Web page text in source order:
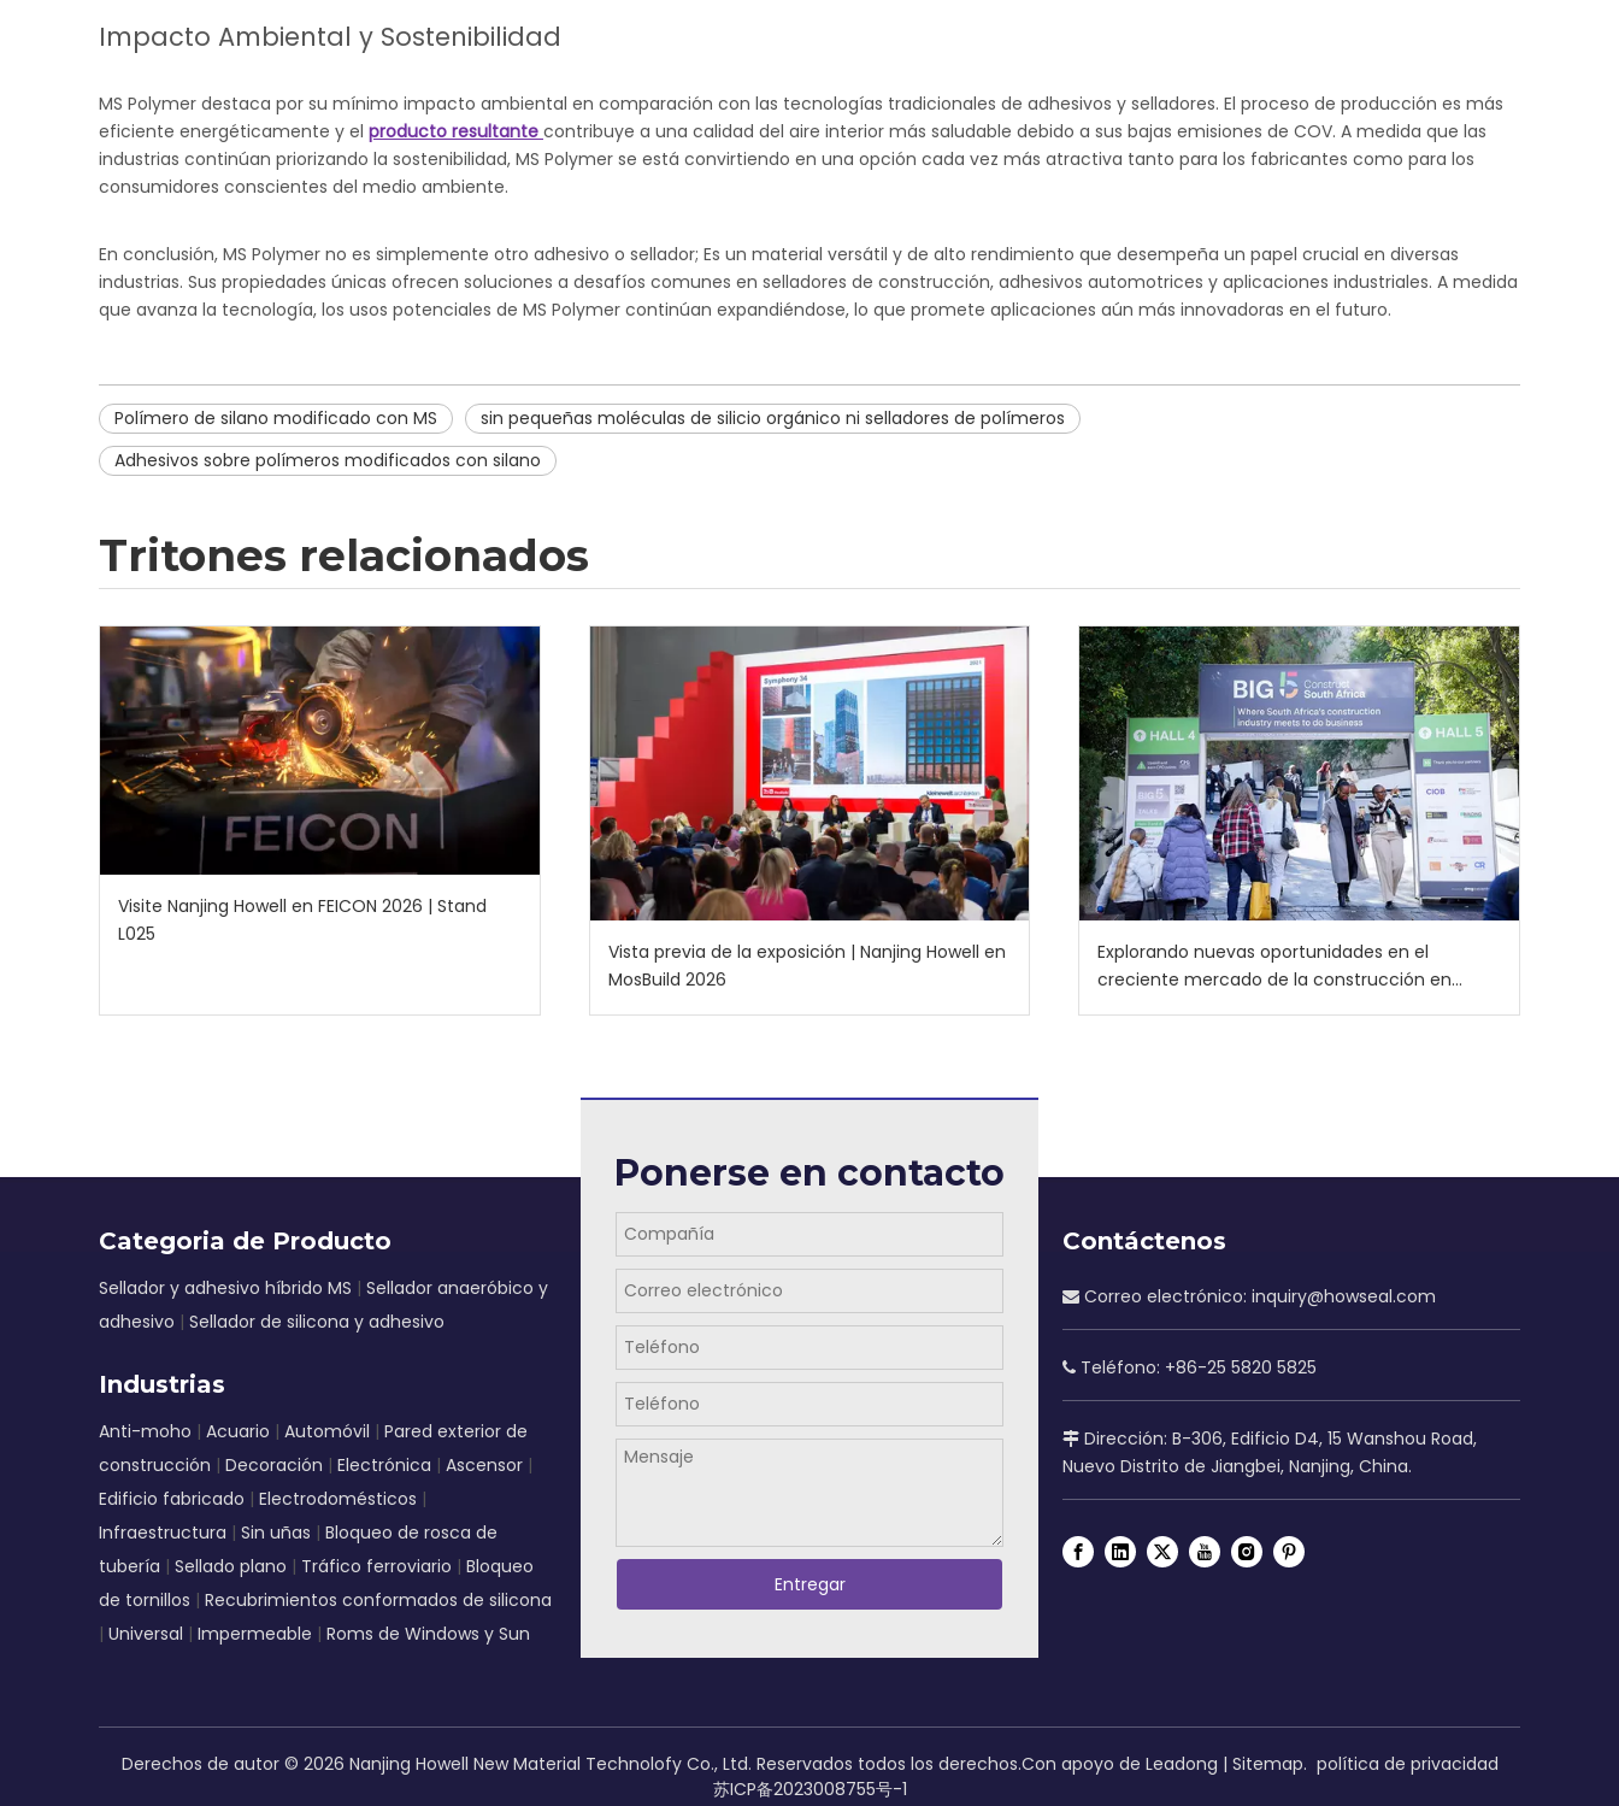
Impacto Ambiental y Sostenibilidad
MS Polymer destaca por su mínimo impacto ambiental en comparación con las tecnologías tradicionales de adhesivos y selladores. El proceso de producción es más
eficiente energéticamente y el producto resultante contribuye a una calidad del aire interior más saludable debido a sus bajas emisiones de COV. A medida que las
industrias continúan priorizando la sostenibilidad, MS Polymer se está convirtiendo en una opción cada vez más atractiva tanto para los fabricantes como para los
consumidores conscientes del medio ambiente.
En conclusión, MS Polymer no es simplemente otro adhesivo o sellador; Es un material versátil y de alto rendimiento que desempeña un papel crucial en diversas
industrias. Sus propiedades únicas ofrecen soluciones a desafíos comunes en selladores de construcción, adhesivos automotrices y aplicaciones industriales. A medida
que avanza la tecnología, los usos potenciales de MS Polymer continúan expandiéndose, lo que promete aplicaciones aún más innovadoras en el futuro.
Polímero de silano modificado con MS
sin pequeñas moléculas de silicio orgánico ni selladores de polímeros
Adhesivos sobre polímeros modificados con silano
Tritones relacionados
Visite Nanjing Howell en FEICON 2026 | Stand
L025
Vista previa de la exposición | Nanjing Howell en
MosBuild 2026
Explorando nuevas oportunidades en el
creciente mercado de la construcción en
Categoria de Producto
Sellador y adhesivo híbrido MS | Sellador anaeróbico y
adhesivo | Sellador de silicona y adhesivo
Industrias
Anti-moho | Acuario | Automóvil | Pared exterior de
construcción | Decoración | Electrónica | Ascensor |
Edificio fabricado | Electrodomésticos |
Infraestructura | Sin uñas | Bloqueo de rosca de
tubería | Sellado plano | Tráfico ferroviario | Bloqueo
de tornillos | Recubrimientos conformados de silicona
| Universal | Impermeable | Roms de Windows y Sun
Ponerse en contacto
Entregar
Contáctenos
 Correo electrónico: inquiry@howseal.com
 Teléfono: +86-25 5820 5825
 Dirección: B-306, Edificio D4, 15 Wanshou Road,
Nuevo Distrito de Jiangbei, Nanjing, China.
Derechos de autor © 2026 Nanjing Howell New Material Technolofy Co., Ltd. Reservados todos los derechos.Con apoyo de Leadong | Sitemap. política de privacidad
苏ICP备2023008755号-1